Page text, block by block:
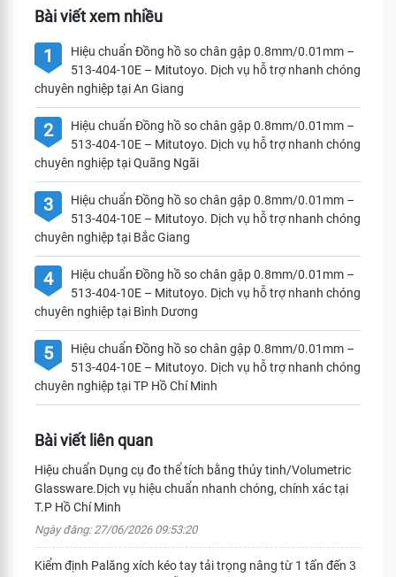
Bài viết xem nhiều
1
Hiệu chuẩn Đồng hồ so chân gập 0.8mm/0.01mm –
513-404-10E – Mitutoyo. Dịch vụ hỗ trợ nhanh chóng
chuyên nghiệp tại An Giang
2
Hiệu chuẩn Đồng hồ so chân gập 0.8mm/0.01mm –
513-404-10E – Mitutoyo. Dịch vụ hỗ trợ nhanh chóng
chuyên nghiệp tại Quãng Ngãi
3
Hiệu chuẩn Đồng hồ so chân gập 0.8mm/0.01mm –
513-404-10E – Mitutoyo. Dịch vụ hỗ trợ nhanh chóng
chuyên nghiệp tại Bắc Giang
4
Hiệu chuẩn Đồng hồ so chân gập 0.8mm/0.01mm –
513-404-10E – Mitutoyo. Dịch vụ hỗ trợ nhanh chóng
chuyên nghiệp tại Bình Dương
5
Hiệu chuẩn Đồng hồ so chân gập 0.8mm/0.01mm –
513-404-10E – Mitutoyo. Dịch vụ hỗ trợ nhanh chóng
chuyên nghiệp tại TP Hồ Chí Minh
Bài viết liên quan
Hiệu chuẩn Dụng cụ đo thể tích bằng thủy tinh/Volumetric
Glassware.Dịch vụ hiệu chuẩn nhanh chóng, chính xác tại
T.P Hồ Chí Minh
Ngày đăng: 27/06/2026 09:53:20
Kiểm định Palăng xích kéo tay tải trọng nâng từ 1 tấn đến 3